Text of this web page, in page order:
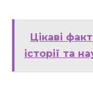
Цікаві
історії та